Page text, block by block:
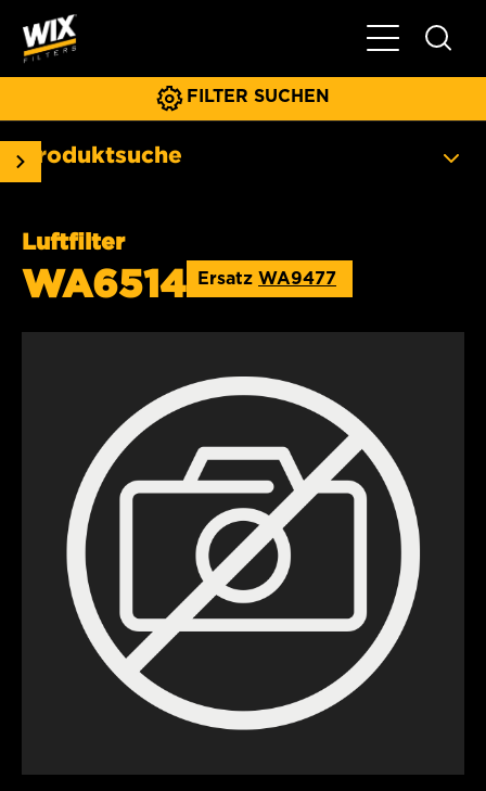
FILTER SUCHEN
Produktsuche
Luftfilter
WA6514 Ersatz WA9477